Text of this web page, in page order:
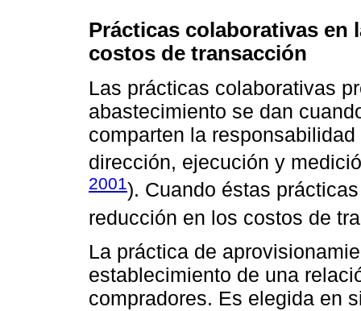
Prácticas colaborativas en
costos de transacción
Las prácticas colaborativas
abastecimiento se dan
comparten la
dirección, ejecución y
2001). Cuando éstas
reducción en los costos de
La práctica de
establecimiento de una
compradores. Es elegida en